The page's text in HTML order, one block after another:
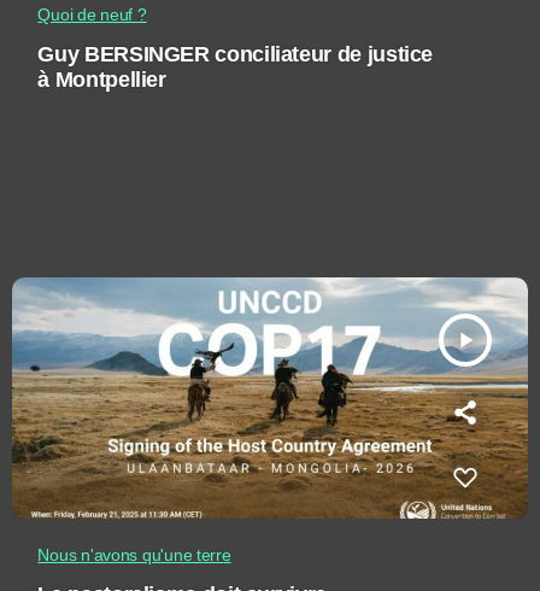
Quoi de neuf ?
Guy BERSINGER conciliateur de justice
à Montpellier
play_arrow
Nous n'avons qu'une terre